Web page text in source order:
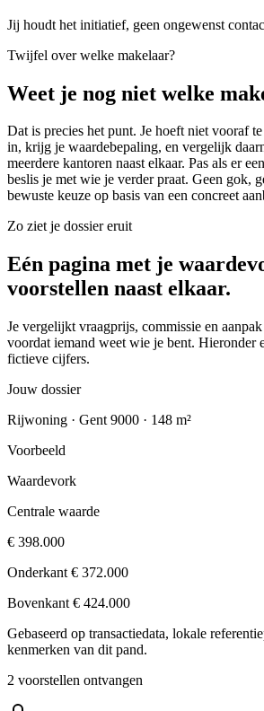
Jij houdt het initiatief, geen ongewenst
Twijfel over welke makelaar?
Weet je nog niet welke
Dat is precies het punt. Je hoeft niet vooraf
in, krijg je waardebepaling, en vergelijk
meerdere kantoren naast elkaar. Pas als er
beslis je met wie je verder praat. Geen gok,
bewuste keuze op basis van een concreet
Zo ziet je dossier eruit
Eén pagina met je
voorstellen naast elkaar.
Je vergelijkt vraagprijs, commissie en
voordat iemand weet wie je bent. Hieronder
fictieve cijfers.
Jouw dossier
Rijwoning · Gent 9000 · 148 m²
Voorbeeld
Waardevork
Centrale waarde
€ 398.000
Onderkant € 372.000
Bovenkant € 424.000
Gebaseerd op transactiedata, lokale
kenmerken van dit pand.
2 voorstellen ontvangen